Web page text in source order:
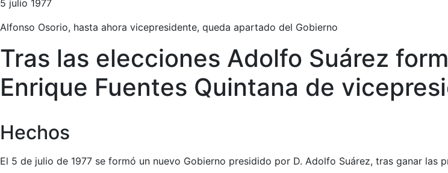
5 julio 1977
Alfonso Osorio, hasta ahora vicepresidente, queda apartado del Gobierno
Tras las elecciones Adolfo Suárez
Enrique Fuentes Quintana de
Hechos
El 5 de julio de 1977 se formó un nuevo Gobierno presidido por D. Adolfo Suárez, tras ganar las